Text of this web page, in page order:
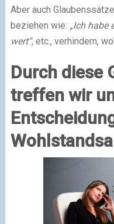
Aber auch
beziehen wie: „Ich habe
wert“, etc., verhindern,
Durch diese
treffen wir